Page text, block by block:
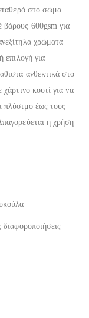
στο σώμα.
βάρους 600gsm για
χρώματα
επιλογή για
ανθεκτικά στο
κουτί για να
πλύσιμο έως τους
η χρήση